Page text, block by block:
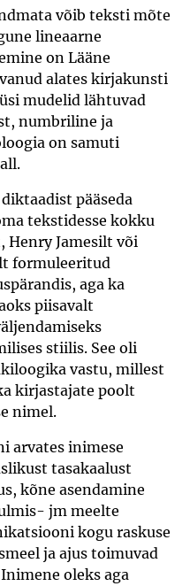
võib teksti mõte
lineaarne
on Lääne
alates kirjakunsti
mudelid lähtuvad
numbriline ja
on samuti
pääseda
tekstidesse kokku
Henry Jamesilt või
formuleeritud
aga ka
piisavalt
stiilis. See oli
vastu, millest
kirjastajate poolt
nimel.
arvates inimese
tasakaalust
kõne asendamine
jm meelte
kogu raskuse
ja ajus toimuvad
oleks aga